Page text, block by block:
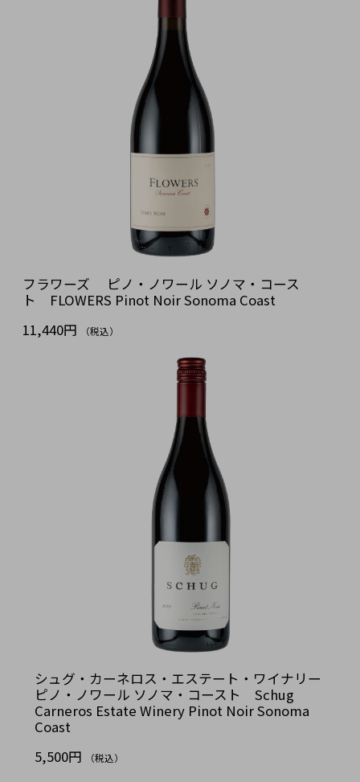
フラワーズ ピノ・ノワール ソノマ・コース
ト FLOWERS Pinot Noir Sonoma Coast
11,440円
（税込）
シュグ・カーネロス・エステート・ワイナリー
ピノ・ノワール ソノマ・コースト Schug
Carneros Estate Winery Pinot Noir Sonoma
Coast
5,500円
（税込）